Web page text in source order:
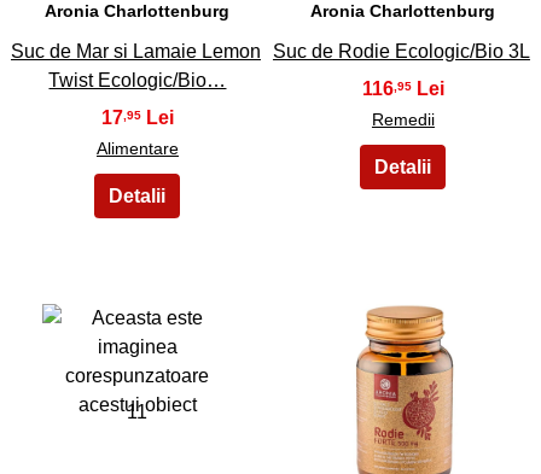
Aronia Charlottenburg
Suc de Mar si Lamaie Lemon
Twist Ecologic/Bio…
17,95
Alimentare
Aronia Charlottenburg
Suc de Rodie Ecologic/Bio 3L
116,95
Remedii
11 12